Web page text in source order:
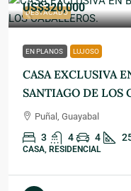
DESTACADO
US$320,000
EN PLANOS LUJOSO
CASA EXCLUSIVA
SANTIAGO DE LOS
Puñal, Guayabal
3 4 4
CASA, RESIDENCIAL